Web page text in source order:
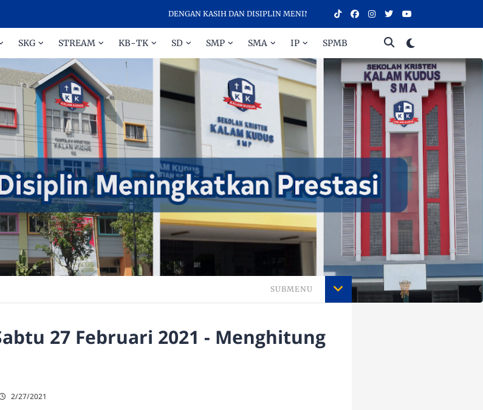
DENGAN KASIH DAN DISIPLIN MENINGKATKAN PRESTASI - SELAMAT DATANG DI
SKG STREAM KB-TK SD SMP SMA IP SPMB
SUBMENU
27 Februari 2021 - Menghitung
2/27/2021